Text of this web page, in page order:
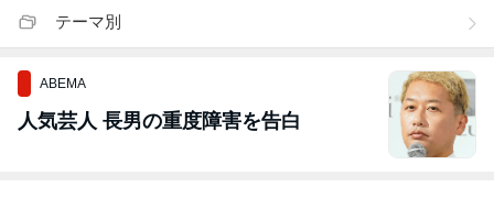
テーマ別
ABEMA
人気芸人 長男の重度障害を告白